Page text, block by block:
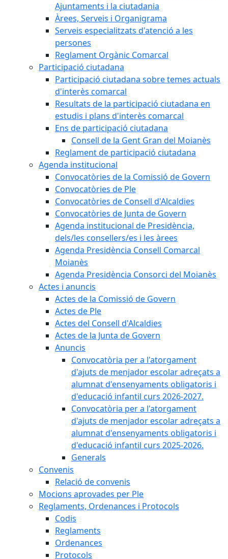
Ajuntaments i la ciutadania
Àrees, Serveis i Organigrama
Serveis especialitzats d'atenció a les
persones
Reglament Orgànic Comarcal
Participació ciutadana
Participació ciutadana sobre temes actuals
d'interès comarcal
Resultats de la participació ciutadana en
estudis i plans d'interès comarcal
Ens de participació ciutadana
Consell de la Gent Gran del Moianès
Reglament de participació ciutadana
Agenda institucional
Convocatòries de la Comissió de Govern
Convocatòries de Ple
Convocatòries de Consell d'Alcaldies
Convocatòries de Junta de Govern
Agenda institucional de Presidència,
dels/les consellers/es i les àrees
Agenda Presidència Consell Comarcal
Moianès
Agenda Presidència Consorci del Moianès
Actes i anuncis
Actes de la Comissió de Govern
Actes de Ple
Actes del Consell d'Alcaldies
Actes de la Junta de Govern
Anuncis
Convocatòria per a l'atorgament
d'ajuts de menjador escolar adreçats a
alumnat d'ensenyaments obligatoris i
d'educació infantil curs 2026-2027.
Convocatòria per a l'atorgament
d'ajuts de menjador escolar adreçats a
alumnat d'ensenyaments obligatoris i
d'educació infantil curs 2025-2026.
Generals
Convenis
Relació de convenis
Mocions aprovades per Ple
Reglaments, Ordenances i Protocols
Codis
Reglaments
Ordenances
Protocols